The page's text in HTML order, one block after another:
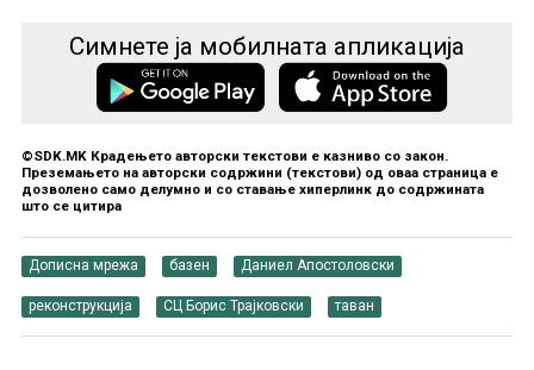
Симнете ја мобилната апликација
©SDK.MK Крадењето авторски текстови е казниво со закон.
Преземањето на авторски содржини (текстови) од оваа страница е
дозволено само делумно и со ставање хиперлинк до содржината
што се цитира
Дописна мрежа базен Даниел Апостоловски
реконструкција СЦ Борис Трајковски таван